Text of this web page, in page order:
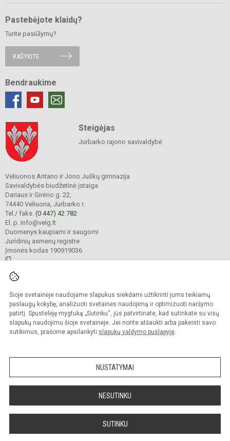
Šioje svetainėje naudojame slapukus siekdami užtikrinti jums teikiamų
paslaugų kokybę, analizuoti svetainės naudojimą ir optimizuoti naršymo
patirtį. Spustelėję mygtuką „Sutinku“, jūs patvirtinate, kad sutinkate su visų
slapukų naudojimu šioje svetainėje. Jei norite atšaukti arba pakeisti savo
sutikimus, prašome apsilankyti slapukų valdymo puslapyje.
NUSTATYMAI
NESUTINKU
SUTINKU
Pastebėjote klaidų?
Turite pasiūlymų?
RAŠYKITE
Bendraukime
Steigėjas
Jurbarko rajono savivaldybė
Veliuonos Antano ir Jono Juškų gimnazija
Savivaldybės biudžetinė įstaiga
Dariaus ir Girėno g. 22,
74440 Veliuona, Jurbarko r.
Tel./ faks. (0 447) 42 782
El. p. info@velg.lt
Duomenys kaupiami ir saugomi
Juridinių asmenų registre
Įmonės kodas 190919036
Kopijuoti turinį be raštiško gimnazijos administracijos sutikimo griežtai
draudžiama.
Prieinamumo paraiška Slapukų valdymas
Sumanus būdas atnaujinti